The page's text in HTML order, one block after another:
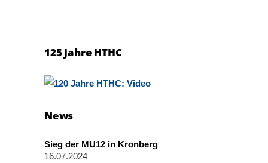
125 Jahre HTHC
News
Sieg der MU12 in Kronberg
16.07.2024